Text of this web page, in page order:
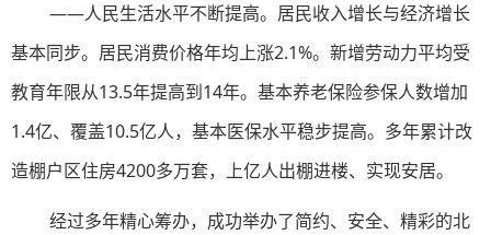
——人民生活水平不断提高。居民收入增长与经济增长
基本同步。居民消费价格年均上涨2.1%。新增劳动力平均受
教育年限从13.5年提高到14年。基本养老保险参保人数增加
1.4亿、覆盖10.5亿人，基本医保水平稳步提高。多年累计改
造棚户区住房4200多万套，上亿人出棚进楼、实现安居。
经过多年精心筹办，成功举办了简约、安全、精彩的北